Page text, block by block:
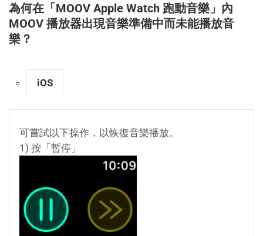
為何在「MOOV Apple Watch 跑動音樂」內
MOOV 播放器出現音樂準備中而未能播放音
樂？
iOS
可嘗試以下操作，以恢復音樂播放。
1) 按「暫停」